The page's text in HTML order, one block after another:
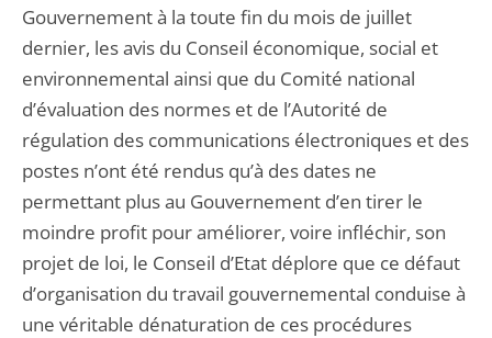
Gouvernement à la toute fin du mois de juillet
dernier, les avis du Conseil économique, social et
environnemental ainsi que du Comité national
d’évaluation des normes et de l’Autorité de
régulation des communications électroniques et des
postes n’ont été rendus qu’à des dates ne
permettant plus au Gouvernement d’en tirer le
moindre profit pour améliorer, voire infléchir, son
projet de loi, le Conseil d’Etat déplore que ce défaut
d’organisation du travail gouvernemental conduise à
une véritable dénaturation de ces procédures